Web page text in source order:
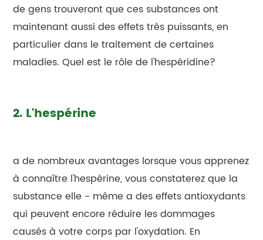
de gens trouveront que ces substances ont
maintenant aussi des effets très puissants, en
particulier dans le traitement de certaines
maladies. Quel est le rôle de l'hespéridine?
2. L'hespérine
a de nombreux avantages lorsque vous apprenez
à connaître l'hespérine, vous constaterez que la
substance elle - même a des effets antioxydants
qui peuvent encore réduire les dommages
causés à votre corps par l'oxydation. En